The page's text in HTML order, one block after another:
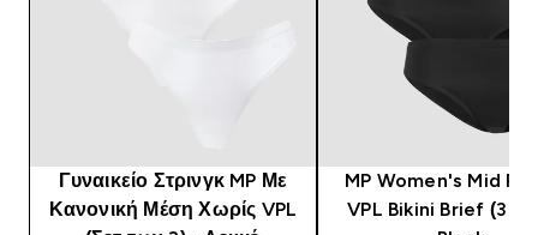
Γυναικείο Στρινγκ MP Με
Κανονική Μέση Χωρίς VPL
MP Women's Mid
VPL Bikini Brief (3